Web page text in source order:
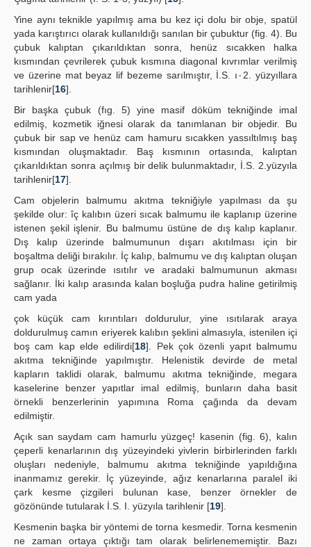
Yine aynı teknikle yapılmış ama bu kez içi dolu bir obje, spatül
yada karıştırıcı olarak kullanıldığı sanılan bir çubuktur (fig. 4). Bu
çubuk kalıptan çıkarıldıktan sonra, henüz sıcakken halka
kısmından çevrilerek çubuk kısmına diagonal kıvrımlar verilmiş
ve üzerine mat beyaz lif bezeme sarılmıştır, İ.S. ı٠2. yüzyıllara
tarihlenir[16].
Bir başka çubuk (fıg. 5) yine masif döküm tekniğinde imal
edilmiş, kozmetik iğnesi olarak da tanımlanan bir objedir. Bu
çubuk bir sap ve henüz cam hamuru sıcakken yassıltılmış baş
kısmından oluşmaktadır. Baş kısmının ortasında, kalıptan
çıkarıldıktan sonra açılmış bir delik bulunmaktadır, İ.S. 2.yüzyıla
tarihlenir[17].
Cam objelerin balmumu akıtma tekniğiyle yapılması da şu
şekilde olur: îç kalıbın üzeri sıcak balmumu ile kaplanıp üzerine
istenen şekil işlenir. Bu balmumu üstüne de dış kalıp kaplanır.
Dış kalıp üzerinde balmumunun dışarı akıtılması için bir
boşaltma deliği bırakılır. İç kalıp, balmumu ve dış kalıptan oluşan
grup ocak üzerinde ısıtılır ve aradaki balmumunun akması
sağlanır. İki kalıp arasında kalan boşluğa pudra haline getirilmiş
cam yada
çok küçük cam kırıntıları doldurulur, yine ısıtılarak araya
doldurulmuş camın eriyerek kalıbın şeklini almasıyla, istenilen içi
boş cam kap elde edilirdi[18]. Pek çok özenli yapıt balmumu
akıtma tekniğinde yapılmıştır. Helenistik devirde de metal
kapların taklidi olarak, balmumu akıtma tekniğinde, megara
kaselerine benzer yapıtlar imal edilmiş, bunların daha basit
örnekli benzerlerinin yapımına Roma çağında da devam
edilmiştir.
Açık san saydam cam hamurlu yüzgeç! kasenin (fig. 6), kalın
çeperli kenarlarının dış yüzeyindeki yivlerin birbirlerinden farklı
oluşları nedeniyle, balmumu akıtma tekniğinde yapıldığına
inanmamız gerekir. İç yüzeyinde, ağız kenarlarına paralel iki
çark kesme çizgileri bulunan kase, benzer örnekler de
gözönünde tutularak İ.S. I. yüzyıla tarihlenir [19].
Kesmenin başka bir yöntemi de torna kesmedir. Torna kesmenin
ne zaman ortaya çıktığı tam olarak belirlenememiştir. Bazı